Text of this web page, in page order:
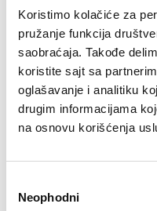
Koristimo kolačiće za
pružanje funkcija
saobraćaja. Takođe
koristite sajt sa
oglašavanje i analitiku
drugim informacijama
na osnovu korišćenja
сагласности
Neophodni
Šifra: 17012
Na stanju